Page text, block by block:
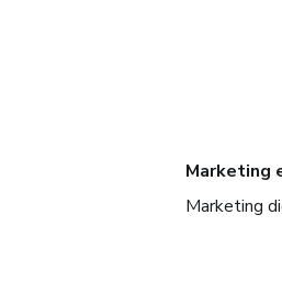
Marketing
Marketing